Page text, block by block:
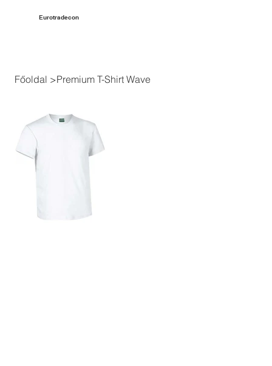
Eurotradecon
Főoldal >Premium T-Shirt Wave